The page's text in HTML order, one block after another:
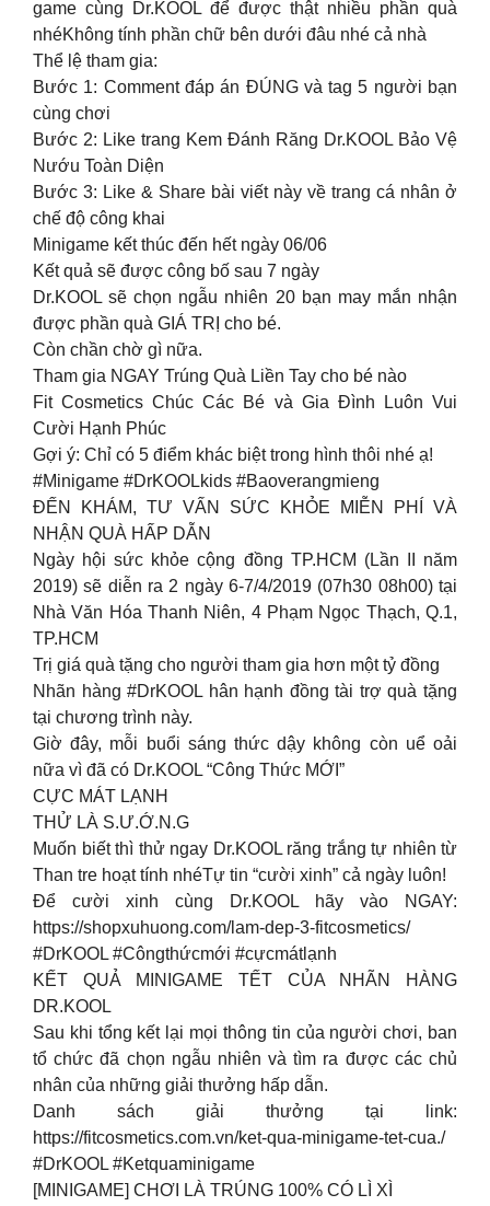
game cùng Dr.KOOL để được thật nhiều phần quà
nhéKhông tính phần chữ bên dưới đâu nhé cả nhà
Thể lệ tham gia:
Bước 1: Comment đáp án ĐÚNG và tag 5 người bạn
cùng chơi
Bước 2: Like trang Kem Đánh Răng Dr.KOOL Bảo Vệ
Nướu Toàn Diện
Bước 3: Like & Share bài viết này về trang cá nhân ở
chế độ công khai
Minigame kết thúc đến hết ngày 06/06
Kết quả sẽ được công bố sau 7 ngày
Dr.KOOL sẽ chọn ngẫu nhiên 20 bạn may mắn nhận
được phần quà GIÁ TRỊ cho bé.
Còn chần chờ gì nữa.
Tham gia NGAY Trúng Quà Liền Tay cho bé nào
Fit Cosmetics Chúc Các Bé và Gia Đình Luôn Vui
Cười Hạnh Phúc
Gợi ý: Chỉ có 5 điểm khác biệt trong hình thôi nhé ạ!
#Minigame #DrKOOLkids #Baoverangmieng
ĐẾN KHÁM, TƯ VẤN SỨC KHỎE MIỄN PHÍ VÀ
NHẬN QUÀ HẤP DẪN
Ngày hội sức khỏe cộng đồng TP.HCM (Lần II năm
2019) sẽ diễn ra 2 ngày 6-7/4/2019 (07h30 08h00) tại
Nhà Văn Hóa Thanh Niên, 4 Phạm Ngọc Thạch, Q.1,
TP.HCM
Trị giá quà tặng cho người tham gia hơn một tỷ đồng
Nhãn hàng #DrKOOL hân hạnh đồng tài trợ quà tặng
tại chương trình này.
Giờ đây, mỗi buổi sáng thức dậy không còn uể oải
nữa vì đã có Dr.KOOL “Công Thức MỚI”
CỰC MÁT LẠNH
THỬ LÀ S.Ư.Ớ.N.G
Muốn biết thì thử ngay Dr.KOOL răng trắng tự nhiên từ
Than tre hoạt tính nhéTự tin “cười xinh” cả ngày luôn!
Để cười xinh cùng Dr.KOOL hãy vào NGAY:
https://shopxuhuong.com/lam-dep-3-fitcosmetics/
#DrKOOL #Côngthứcmới #cựcmátlạnh
KẾT QUẢ MINIGAME TẾT CỦA NHÃN HÀNG
DR.KOOL
Sau khi tổng kết lại mọi thông tin của người chơi, ban
tổ chức đã chọn ngẫu nhiên và tìm ra được các chủ
nhân của những giải thưởng hấp dẫn.
Danh sách giải thưởng tại link:
https://fitcosmetics.com.vn/ket-qua-minigame-tet-cua./
#DrKOOL #Ketquaminigame
[MINIGAME] CHƠI LÀ TRÚNG 100% CÓ LÌ XÌ